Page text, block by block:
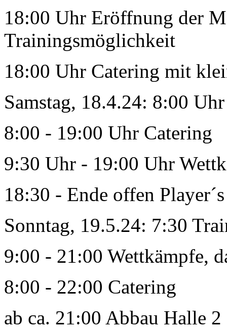
18:00 Uhr Eröffnung der
Trainingsmöglichkeit
18:00 Uhr Catering mit
Samstag, 18.4.24: 8:00
8:00 - 19:00 Uhr Catering
9:30 Uhr - 19:00 Uhr
18:30 - Ende offen
Sonntag, 19.5.24: 7:30
9:00 - 21:00 Wettkämpfe,
8:00 - 22:00 Catering
ab ca. 21:00 Abbau Halle 2